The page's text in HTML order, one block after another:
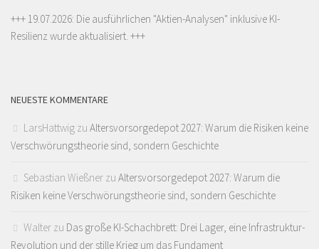
+++ 19.07.2026: Die ausführlichen "Aktien-Analysen" inklusive KI-
Resilienz wurde aktualisiert. +++
NEUESTE KOMMENTARE
LarsHattwig zu Altersvorsorgedepot 2027: Warum die Risiken keine
Verschwörungstheorie sind, sondern Geschichte
Sebastian Wießner zu Altersvorsorgedepot 2027: Warum die
Risiken keine Verschwörungstheorie sind, sondern Geschichte
Walter zu Das große KI-Schachbrett: Drei Lager, eine Infrastruktur-
Revolution und der stille Krieg um das Fundament